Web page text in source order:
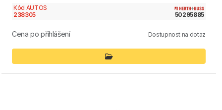
Kód AUTOS
238305
50295885
Cena po přihlášení Dostupnost na dotaz